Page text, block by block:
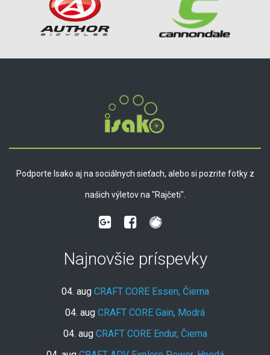
Podporte Isako aj na sociálnych sieťach, alebo si pozrite fotky z
našich výletov na "Rajčeti".
Najnovšie príspevky
04. aug CRAFT CORE Essen, Čierna
04. aug CRAFT CORE Gain, Modrá
04. aug CRAFT CORE Endur, Čierna